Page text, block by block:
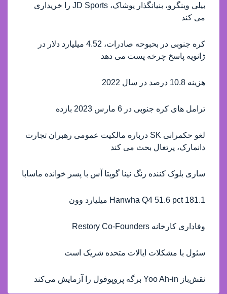
بیلی وینگرو، بنیانگذار پوشاک، JD Sports را خریداری
می کند
کره جنوبی در بحبوحه صادرات، 4.52 میلیارد دلار در
ژانویه پاسخ چرخه پست می دهد
هزینه 10.8 درصد در سال 2022
ترامل های کره جنوبی در 6 مارس 2023 بازده
لغو حکمرانی SK درباره مالکیت عمومی رهبران تجارت
دانمارک، پرتغال بحث می کند
ساری بلوک کننده رنگ نینا گوپتا آس با پسر خوانده ماسابا
Hanwha Q4 51.6 pct 181.1 میلیارد وون
وفاداری کارخانه Restory Co-Founders
سئول با مشکلات ایالات متحده شریک است
نقش‌باز Yoo Ah-in برگه پروپوفول را آزمایش می‌کند